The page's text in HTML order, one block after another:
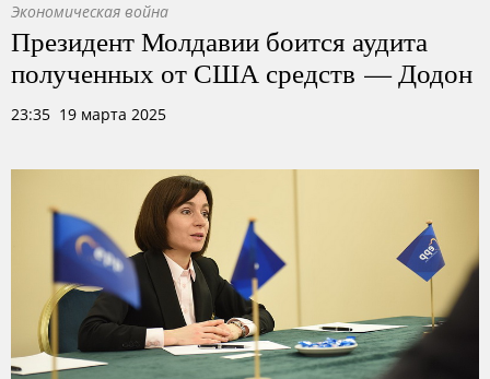
Экономическая война
Президент Молдавии боится аудита
полученных от США средств — Додон
23:35 19 марта 2025